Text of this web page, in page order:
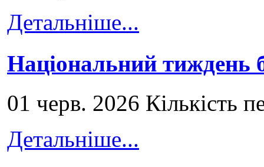
Детальніше...
Національний тиждень
01 черв. 2026 Кількість
Детальніше...